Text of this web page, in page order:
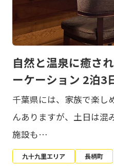
自然と温泉に癒さ
ーケーション 2泊3
千葉県には、家族で楽し
んありますが、土日は混
施設も…
九十九里エリア
長柄町